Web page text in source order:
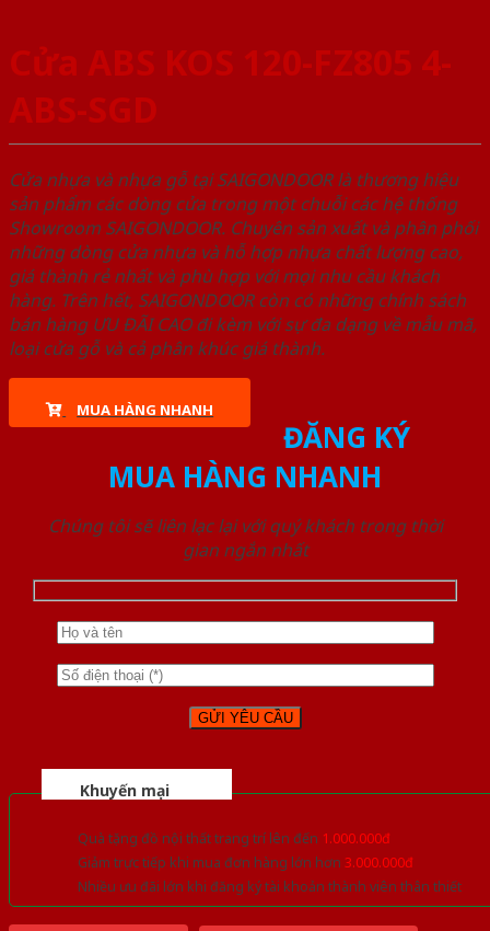
Cửa ABS KOS 120-FZ805 4-
ABS-SGD
Cửa nhựa và nhựa gỗ tại SAIGONDOOR là thương hiệu
sản phẩm các dòng cửa trong một chuỗi các hệ thống
Showroom SAIGONDOOR. Chuyên sản xuất và phân phối
những dòng cửa nhựa và hỗ hợp nhựa chất lượng cao,
giá thành rẻ nhất và phù hợp với mọi nhu cầu khách
hàng. Trên hết, SAIGONDOOR còn có những chính sách
bán hàng ƯU ĐÃI CAO đi kèm với sự đa dạng về mẫu mã,
loại cửa gỗ và cả phân khúc giá thành.
MUA HÀNG NHANH
ĐĂNG KÝ
MUA HÀNG NHANH
Chúng tôi sẽ liên lạc lại với quý khách trong thời
gian ngắn nhất
Khuyến mại
Quà tặng đồ nội thất trang trí lên đến 1.000.000đ
Giảm trực tiếp khi mua đơn hàng lớn hơn 3.000.000đ
Nhiều ưu đãi lớn khi đăng ký tài khoản thành viên thân thiết